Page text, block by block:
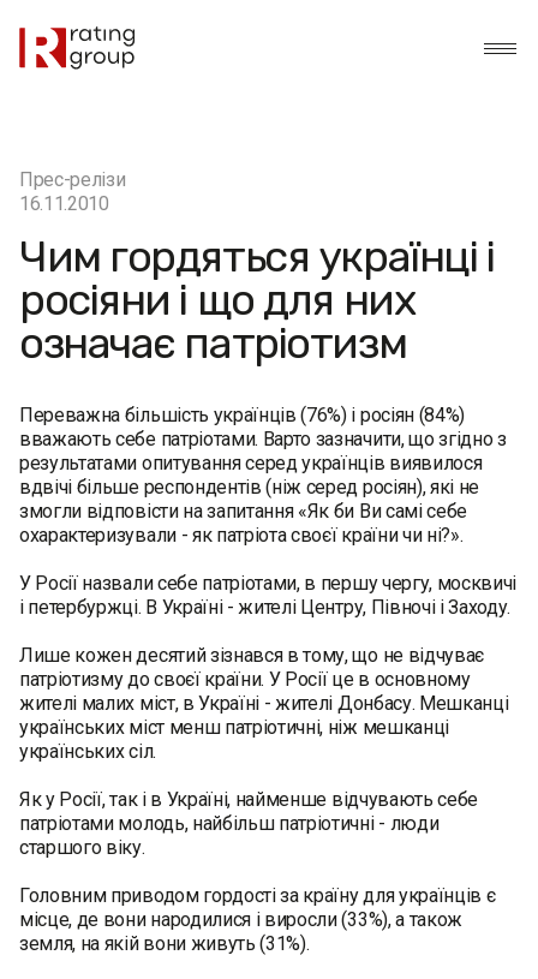
Прес-релізи
16.11.2010
Чим гордяться українці і
росіяни і що для них
означає патріотизм
Переважна більшість українців (76%) і росіян (84%)
вважають себе патріотами. Варто зазначити, що згідно з
результатами опитування серед українців виявилося
вдвічі більше респондентів (ніж серед росіян), які не
змогли відповісти на запитання «Як би Ви самі себе
охарактеризували - як патріота своєї країни чи ні?».
У Росії назвали себе патріотами, в першу чергу, москвичі
і петербуржці. В Україні - жителі Центру, Півночі і Заходу.
Лише кожен десятий зізнався в тому, що не відчуває
патріотизму до своєї країни. У Росії це в основному
жителі малих міст, в Україні - жителі Донбасу. Мешканці
українських міст менш патріотичні, ніж мешканці
українських сіл.
Як у Росії, так і в Україні, найменше відчувають себе
патріотами молодь, найбільш патріотичні - люди
старшого віку.
Головним приводом гордості за країну для українців є
місце, де вони народилися і виросли (33%), а також
земля, на якій вони живуть (31%).